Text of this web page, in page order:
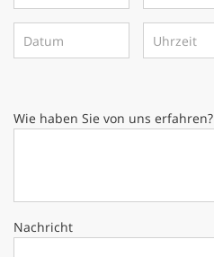
Wie haben Sie von uns erfahren?
Nachricht